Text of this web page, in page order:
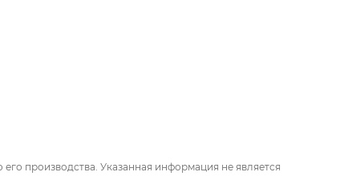
производства. Указанная информация не является